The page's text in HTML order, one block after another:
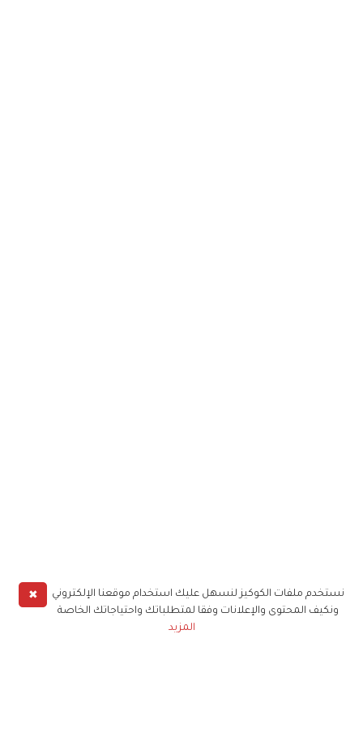
✖
نستخدم ملفات الكوكيز لنسهل عليك استخدام موقعنا الإلكتروني
ونكيف المحتوى والإعلانات وفقا لمتطلباتك واحتياجاتك الخاصة
المزيد